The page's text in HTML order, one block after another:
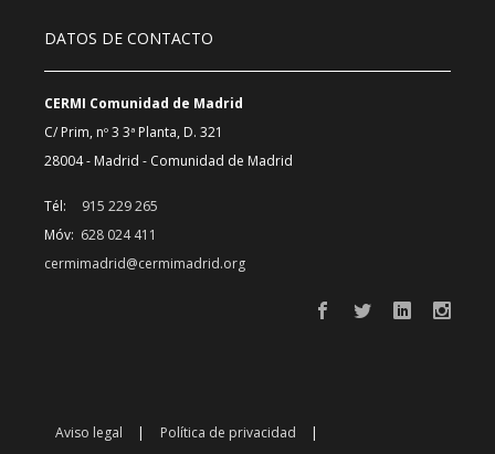
DATOS DE CONTACTO
CERMI Comunidad de Madrid
C/ Prim, nº 3 3ª Planta, D. 321
28004 - Madrid - Comunidad de Madrid
Tél:
915 229 265
Móv: 628 024 411
cermimadrid@cermimadrid.org
Aviso legal Política de privacidad